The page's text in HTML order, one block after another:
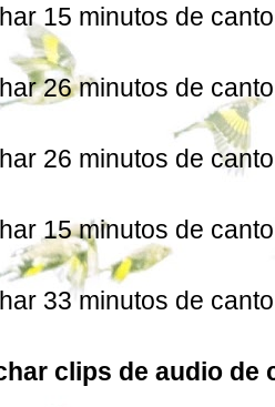
15 minutos de
26 minutos de
26 minutos de
15 minutos de
33 minutos de
clips de audio de